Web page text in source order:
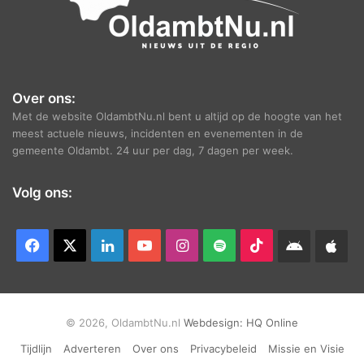
Over ons:
Met de website OldambtNu.nl bent u altijd op de hoogte van het
meest actuele nieuws, incidenten en evenementen in de
gemeente Oldambt. 24 uur per dag, 7 dagen per week.
Volg ons:
Facebook LinkedInYouTubeInstagram
Spotify TikTokAndroid
© 2026, OldambtNu.nl Webdesign: HQ Online
Tijdlijn
Adverteren Over ons Privacybeleid Missie en Visie